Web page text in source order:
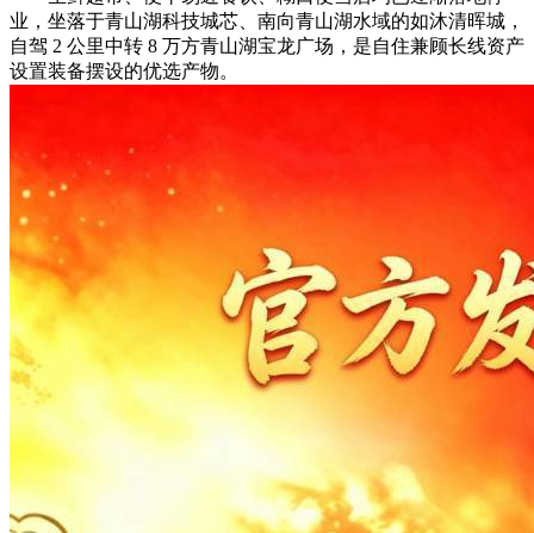
业，坐落于青山湖科技城芯、南向青山湖水域的如沐清晖城，
自驾 2 公里中转 8 万方青山湖宝龙广场，是自住兼顾长线资产
设置装备摆设的优选产物。